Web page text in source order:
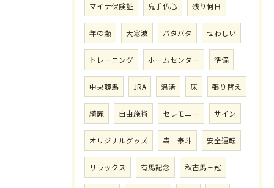
マイナ保険証 鬼手仏心 残り何日
年の瀬 大寒波 バタバタ せわしい
トレーニング ホームセンター 準備
中央競馬 JRA 温活 床 張り替え
綺麗 自由施術 セレモニー サイン
オリジナルグッズ 森 泰斗 安全運転
リラックス 有馬記念 秋古馬三冠